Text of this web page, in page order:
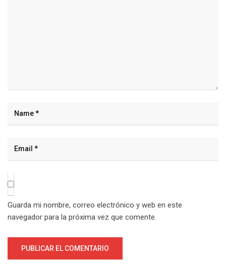
Guarda mi nombre, correo electrónico y web en este
navegador para la próxima vez que comente.